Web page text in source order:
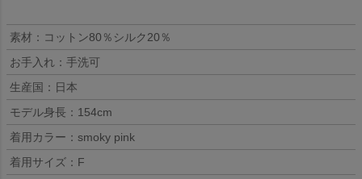
素材：コットン80％シルク20％
お手入れ：手洗可
生産国：日本
モデル身長：154cm
着用カラー：smoky pink
着用サイズ：F